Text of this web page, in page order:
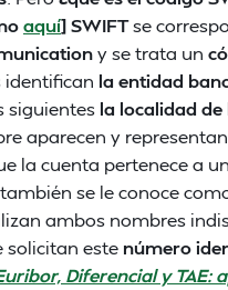
aquí] SWIFTse
y se trata un
identifican la entidad
siguientes la localidad
aparecen y representan
la cuenta pertenece a
se le conoce
ambos nombres
solicitan este número
Diferencial y